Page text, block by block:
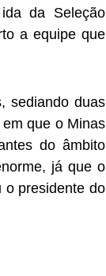
da Seleção
a equipe que
sediando duas
que o Minas
do âmbito
já que o
o presidente do